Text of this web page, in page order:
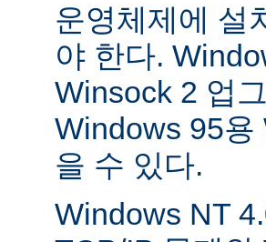
운영체제에 설
야 한다.
Winsock 2 업
Windows 95
을 수 있다.
Windows NT